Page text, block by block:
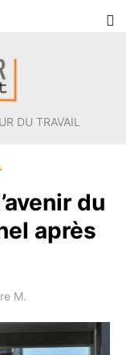
DU TRAVAIL
du
après
M.